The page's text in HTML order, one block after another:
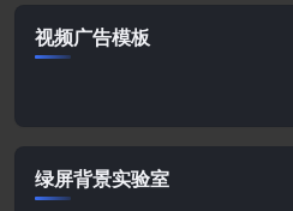
视频广告模板
绿屏背景实验室